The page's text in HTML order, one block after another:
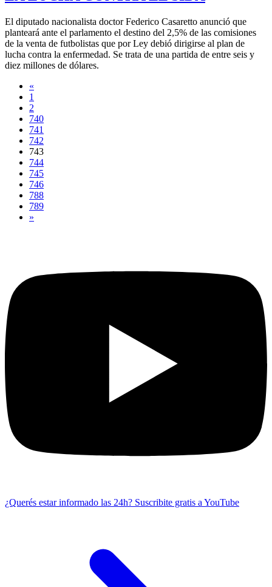
El diputado nacionalista doctor Federico Casaretto anunció que
planteará ante el parlamento el destino del 2,5% de las comisiones
de la venta de futbolistas que por Ley debió dirigirse al plan de
lucha contra la enfermedad. Se trata de una partida de entre seis y
diez millones de dólares.
«
1
2
740
741
742
743
744
745
746
788
789
»
¿Querés estar informado las 24h? Suscribite gratis a YouTube